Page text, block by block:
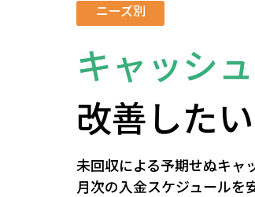
ニーズ別
キャッシ
改善したい
未回収による予期せぬキャ
月次の入金スケジュールを